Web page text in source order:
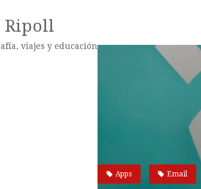
Ripoll
viajes y educación
Apps Email